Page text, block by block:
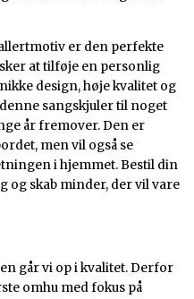
er den perfekte
at tilføje en personlig
design, høje kvalitet og
sangskjuler til noget
år fremover. Den er
men vil også se
i hjemmet. Bestil din
og skab minder, der vil vare
går vi op i kvalitet. Derfor
omhu med fokus på